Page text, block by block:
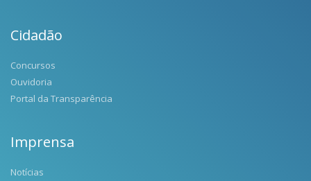
Cidadão
Concursos
Ouvidoria
Portal da Transparência
Imprensa
Notícias